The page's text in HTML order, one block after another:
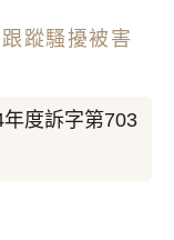
蹤騷擾被害
度訴字第703